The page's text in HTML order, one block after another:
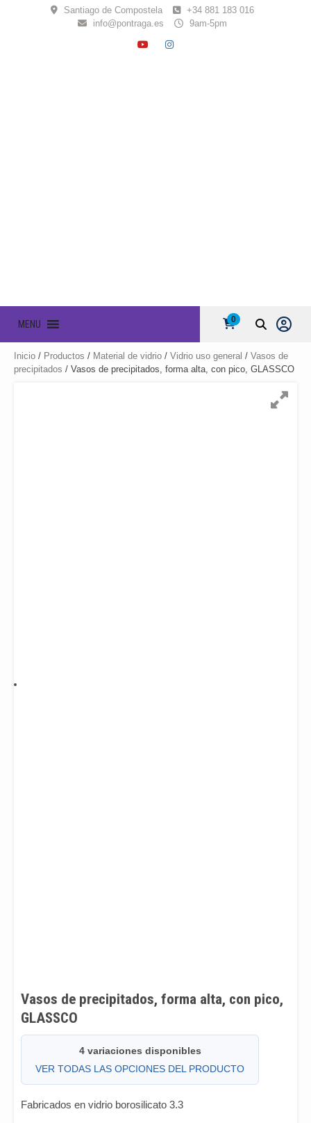
Santiago de Compostela
+34 881 183 016
info@pontraga.es
9am-5pm
YOUTUBE
INSTAGRAM
MENU 0
Inicio / Productos / Material de vidrio / Vidrio uso general / Vasos de
precipitados / Vasos de precipitados, forma alta, con pico, GLASSCO
Vasos de precipitados, forma alta, con pico,
GLASSCO
4 variaciones disponibles
VER TODAS LAS OPCIONES DEL PRODUCTO
Fabricados en vidrio borosilicato 3.3